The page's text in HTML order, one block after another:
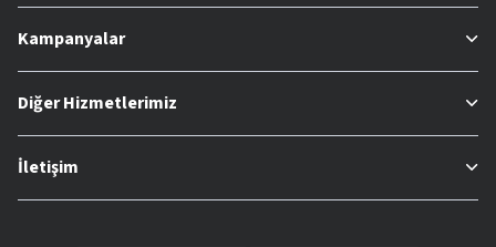
Kampanyalar
Diğer Hizmetlerimiz
İletişim